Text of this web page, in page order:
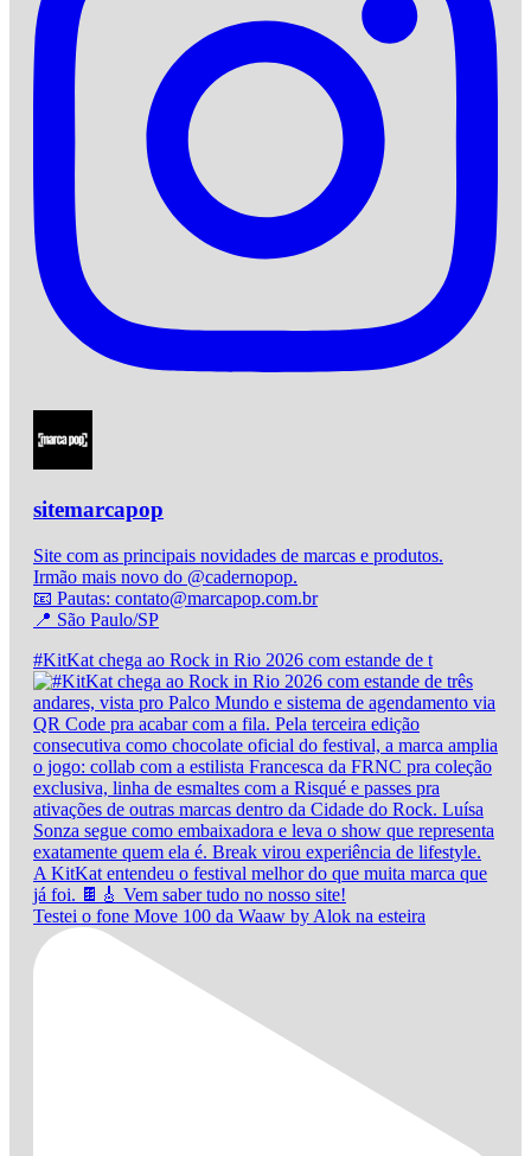
sitemarcapop
Site com as principais novidades de marcas e produtos.
Irmão mais novo do @cadernopop.
📧 Pautas: contato@marcapop.com.br
📍 São Paulo/SP
#KitKat chega ao Rock in Rio 2026 com estande de t
Testei o fone Move 100 da Waaw by Alok na esteira